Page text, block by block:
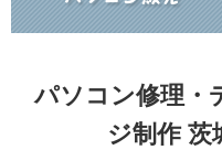
パソコン修理・
ジ制作 茨